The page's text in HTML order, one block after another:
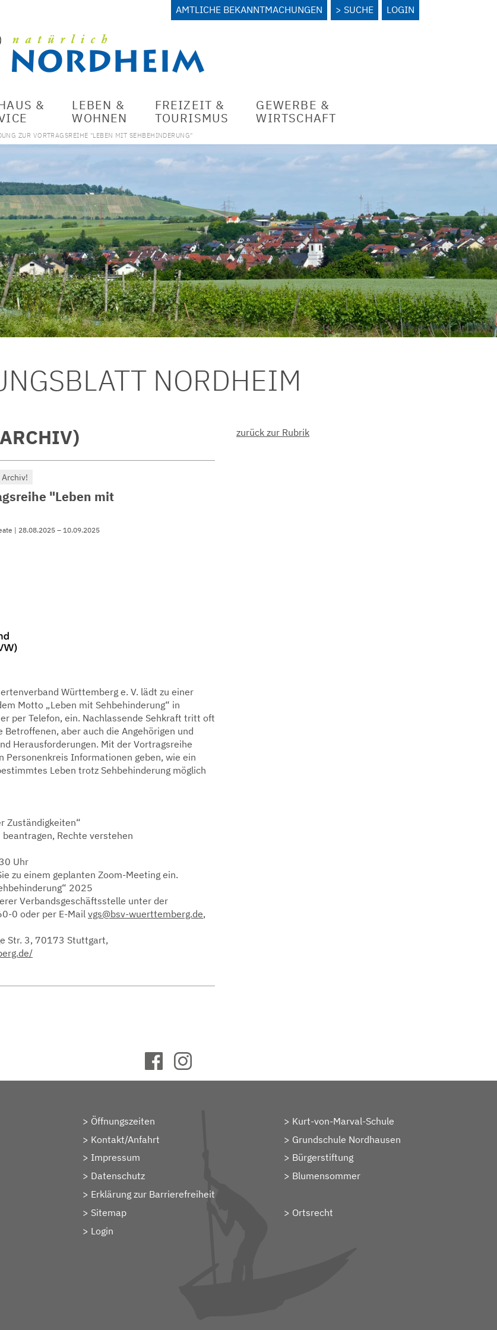
AMTLICHE BEKANNTMACHUNGEN SUCHE LOGIN
&
LEBEN &
WOHNEN
FREIZEIT &
TOURISMUS
GEWERBE &
WIRTSCHAFT
ZUR VORTRAGSREIHE "LEBEN MIT SEHBEHINDERUNG"
NORDHEIM
"Leben mit
| 28.08.2025 – 10.09.2025
Württemberg e. V. lädt zu einer
Motto „Leben mit Sehbehinderung“ in
per Telefon, ein. Nachlassende Sehkraft tritt oft
aber auch die Angehörigen und
Herausforderungen. Mit der Vortragsreihe
Personenkreis Informationen geben, wie ein
Leben trotz Sehbehinderung möglich
Zuständigkeiten“
Rechte verstehen
Uhr
zu einem geplanten Zoom-Meeting ein.
2025
Verbandsgeschäftsstelle unter der
0 oder per E-Mail vgs@bsv-wuerttemberg.de,
Str. 3, 70173 Stuttgart,
zurück zur Rubrik
Öffnungszeiten
Kontakt/Anfahrt
Impressum
Datenschutz
Erklärung zur Barrierefreiheit
Sitemap
> Login
Kurt-von-Marval-Schule
Grundschule Nordhausen
Bürgerstiftung
Blumensommer
Ortsrecht